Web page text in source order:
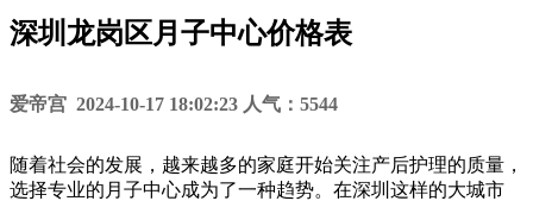
深圳龙岗区月子中心价格表
爱帝宫 2024-10-17 18:02:23 人气：5544
随着社会的发展，越来越多的家庭开始关注产后护理的质量，
选择专业的月子中心成为了一种趋势。在深圳这样的大城市